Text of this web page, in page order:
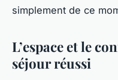
simplement de ce
L’espace et le
séjour réussi